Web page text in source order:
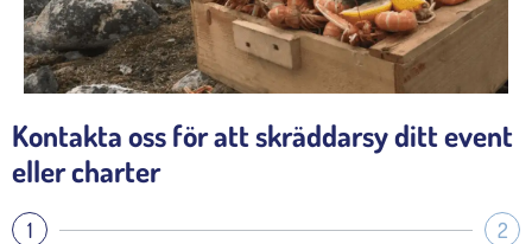
Kontakta oss för att skräddarsy ditt event
eller charter
1 2